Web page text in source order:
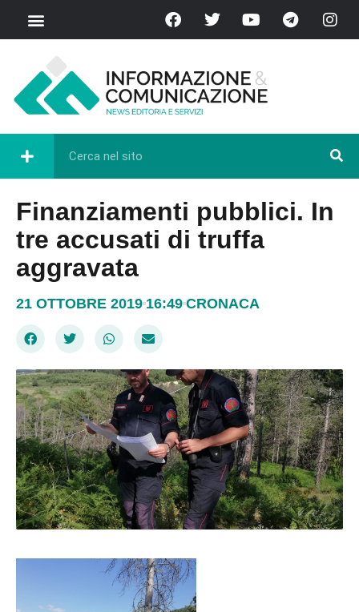
Finanziamenti pubblici. In
tre accusati di truffa
aggravata
21 OTTOBRE 2019 16:49 CRONACA